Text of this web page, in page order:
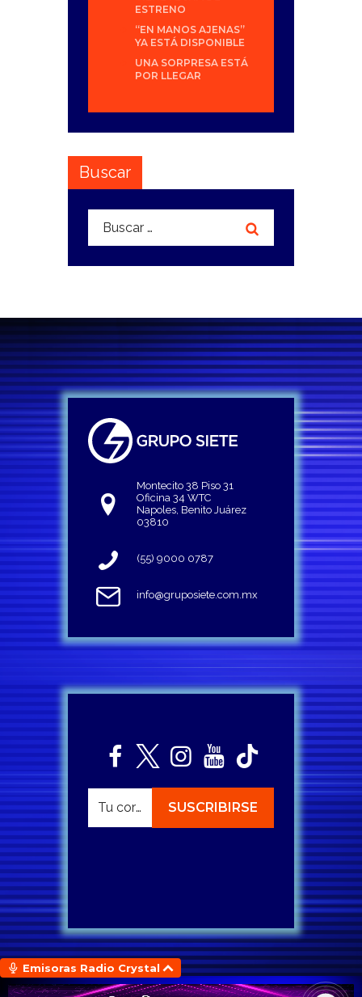
ESTRENO
“EN MANOS AJENAS”
YA ESTÁ DISPONIBLE
UNA SORPRESA ESTÁ
POR LLEGAR
Buscar
Buscar:
Montecito 38 Piso 31
Oficina 34 WTC
Napoles, Benito Juárez
03810
(55) 9000 0787
info@gruposiete.com.mx
Emisoras Radio Crystal